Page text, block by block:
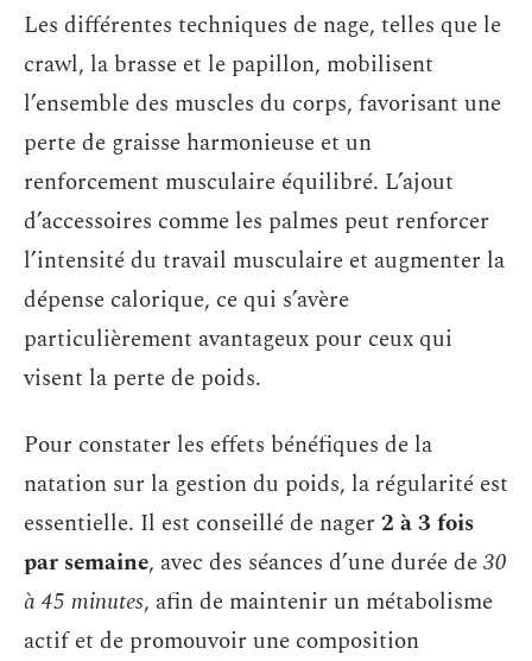
Les différentes techniques de nage, telles que le
crawl, la brasse et le papillon, mobilisent
l’ensemble des muscles du corps, favorisant une
perte de graisse harmonieuse et un
renforcement musculaire équilibré. L’ajout
d’accessoires comme les palmes peut renforcer
l’intensité du travail musculaire et augmenter la
dépense calorique, ce qui s’avère
particulièrement avantageux pour ceux qui
visent la perte de poids.
Pour constater les effets bénéfiques de la
natation sur la gestion du poids, la régularité est
essentielle. Il est conseillé de nager 2 à 3 fois
par semaine, avec des séances d’une durée de30
à 45 minutes, afin de maintenir un métabolisme
actif et de promouvoir une composition